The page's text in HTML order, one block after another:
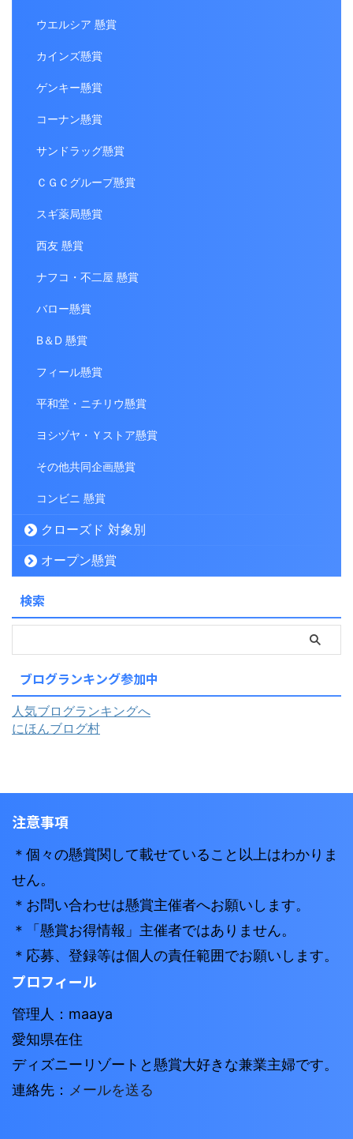
ウエルシア 懸賞
カインズ懸賞
ゲンキー懸賞
コーナン懸賞
サンドラッグ懸賞
ＣＧＣグループ懸賞
スギ薬局懸賞
西友 懸賞
ナフコ・不二屋 懸賞
バロー懸賞
B＆D 懸賞
フィール懸賞
平和堂・ニチリウ懸賞
ヨシヅヤ・Ｙストア懸賞
その他共同企画懸賞
コンビニ 懸賞
クローズド 対象別
オープン懸賞
検索
ブログランキング参加中
人気ブログランキングへ
にほんブログ村
注意事項
＊個々の懸賞関して載せていること以上はわかりま
せん。
＊お問い合わせは懸賞主催者へお願いします。
＊「懸賞お得情報」主催者ではありません。
＊応募、登録等は個人の責任範囲でお願いします。
プロフィール
管理人：maaya
愛知県在住
ディズニーリゾートと懸賞大好きな兼業主婦です。
連絡先： メールを送る